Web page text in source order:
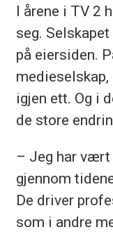
I årene i TV 2
seg.
på eiersiden.
igjen ett. Og i
de store
– Jeg har
gjennom
De driver
som i andre